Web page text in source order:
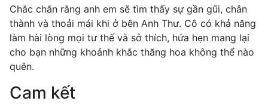
Chắc chắn rằng anh em sẽ tìm thấy sự gần gũi, chân
thành và thoải mái khi ở bên Anh Thư. Cô có khả năng
làm hài lòng mọi tư thế và sở thích, hứa hẹn mang lại
cho bạn những khoảnh khắc thăng hoa không thể nào
quên.
Cam kết